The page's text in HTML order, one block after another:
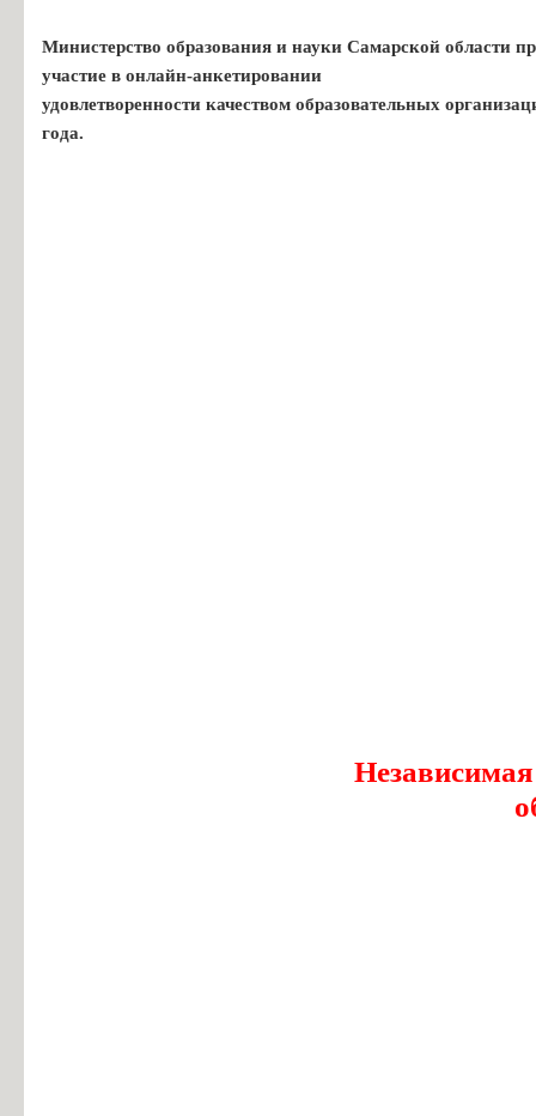
Министерство образования и науки Самарской области
участие в онлайн-анкетировании
удовлетворенности качеством образовательных
года.